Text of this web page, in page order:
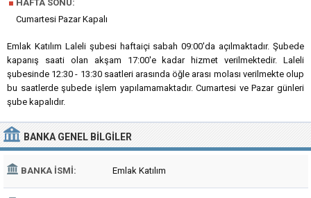
■ HAFTA SONU:
Cumartesi Pazar Kapalı
Emlak Katılım Laleli şubesi haftaiçi sabah 09:00'da açılmaktadır. Şubede
kapanış saati olan akşam 17:00'e kadar hizmet verilmektedir. Laleli
şubesinde 12:30 - 13:30 saatleri arasında öğle arası molası verilmekte olup
bu saatlerde şubede işlem yapılamamaktadır. Cumartesi ve Pazar günleri
şube kapalıdır.
BANKA GENEL BILGILER
BANKA İSMI: Emlak Katılım